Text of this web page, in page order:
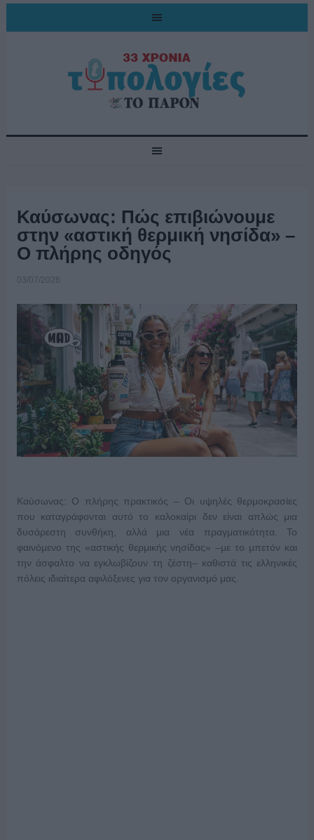
Καύσωνας: Πώς επιβιώνουμε
στην «αστική θερμική νησίδα» –
Ο πλήρης οδηγός
03/07/2026
Καύσωνας: Ο πλήρης πρακτικός – Οι υψηλές θερμοκρασίες
που καταγράφονται αυτό το καλοκαίρι δεν είναι απλώς μια
δυσάρεστη συνθήκη, αλλά μια νέα πραγματικότητα. Το
φαινόμενο της «αστικής θερμικής νησίδας» –με το μπετόν και
την άσφαλτο να εγκλωβίζουν τη ζέστη– καθιστά τις ελληνικές
πόλεις ιδιαίτερα αφιλόξενες για τον οργανισμό μας.